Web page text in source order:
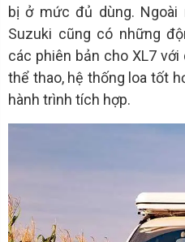
bị ở mức đủ dùng.
Suzuki cũng có những
các phiên bản cho XL7
thể thao, hệ thống loa tốt
hành trình tích hợp.